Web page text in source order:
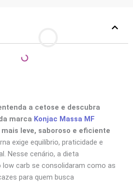
a cetose e descubra
marca Konjac Massa MF
leve, saboroso e eficiente
exige equilíbrio, praticidade e
Nesse cenário, a dieta
carb se consolidaram como as
para quem busca